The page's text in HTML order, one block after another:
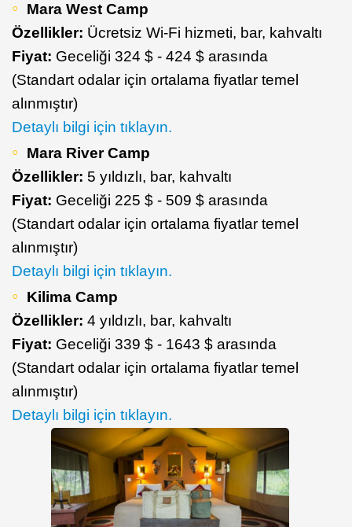
Mara West Camp
Özellikler: Ücretsiz Wi-Fi hizmeti, bar, kahvaltı
Fiyat: Geceliği 324 $ - 424 $ arasında
(Standart odalar için ortalama fiyatlar temel
alınmıştır)
Detaylı bilgi için tıklayın.
Mara River Camp
Özellikler: 5 yıldızlı, bar, kahvaltı
Fiyat: Geceliği 225 $ - 509 $ arasında
(Standart odalar için ortalama fiyatlar temel
alınmıştır)
Detaylı bilgi için tıklayın.
Kilima Camp
Özellikler: 4 yıldızlı, bar, kahvaltı
Fiyat: Geceliği 339 $ - 1643 $ arasında
(Standart odalar için ortalama fiyatlar temel
alınmıştır)
Detaylı bilgi için tıklayın.